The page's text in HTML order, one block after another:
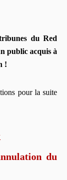
du Red
public acquis à
!
pour la suite
du